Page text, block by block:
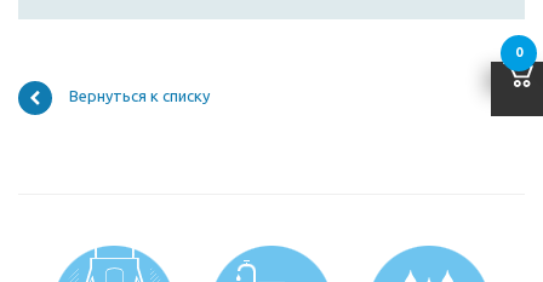
Вернуться к списку
0